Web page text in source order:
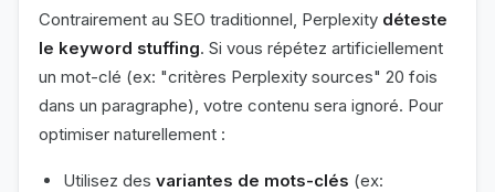
Contrairement au SEO traditionnel, Perplexity déteste
le keyword stuffing. Si vous répétez artificiellement
un mot-clé (ex: "critères Perplexity sources" 20 fois
dans un paragraphe), votre contenu sera ignoré. Pour
optimiser naturellement :
Utilisez des variantes de mots-clés (ex: